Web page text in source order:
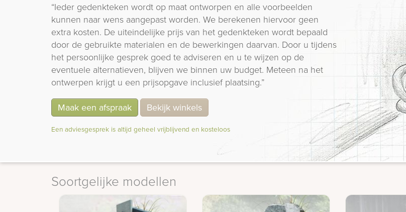
“Ieder gedenkteken wordt op maat ontworpen en alle voorbeelden
kunnen naar wens aangepast worden. We berekenen hiervoor geen
extra kosten. De uiteindelijke prijs van het gedenkteken wordt bepaald
door de gebruikte materialen en de bewerkingen daarvan. Door u tijdens
het persoonlijke gesprek goed te adviseren en u te wijzen op de
eventuele alternatieven, blijven we binnen uw budget. Meteen na het
ontwerpen krijgt u een prijsopgave inclusief plaatsing.”
Maak een afspraak Bekijk winkels
Een adviesgesprek is altijd geheel vrijblijvend en kosteloos
Soortgelijke modellen